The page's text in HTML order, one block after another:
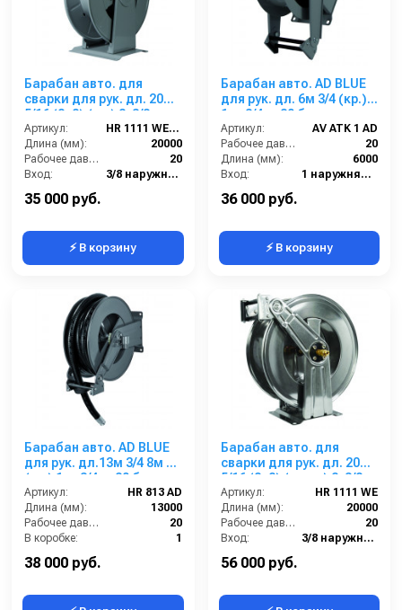
Барабан авто. для
сварки для рук. дл. 20м
5/16 (8+8) (кр.) 2x3/8ш.
2x3/8г. 20 бар
Артикул:
HR 1111 WE FE
Длина (мм):
20000
Рабочее давление (бар):
20
Вход:
3/8 наружняя резьба
35 000 руб.
⚡ В корзину
Барабан авто. AD BLUE
для рук. дл. 6м 3/4 (кр.)
1ш. 3/4ш. 20 бар
Артикул:
AV ATK 1 AD
Рабочее давление (бар):
20
Длина (мм):
6000
Вход:
1 наружняя резьба
36 000 руб.
⚡ В корзину
Барабан авто. AD BLUE
для рук. дл.13м 3/4 8м 1
(кр.) 1ш. 3/4ш. 20 бар
Артикул:
HR 813 AD
Длина (мм):
13000
Рабочее давление (бар):
20
В коробке:
1
38 000 руб.
Барабан авто. для
сварки для рук. дл. 20м
5/16 (8+8) (нерж.) 2x3/8ш.
2x3/8г. 20 бар
Артикул:
HR 1111 WE
Длина (мм):
20000
Рабочее давление (бар):
20
Вход:
3/8 наружняя резьба
56 000 руб.